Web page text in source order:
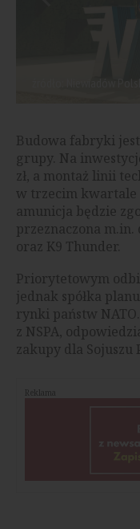
Budowa fabryki
grupy. Na
zł, a montaż linii
w trzecim kwartale
amunicja będzie
przeznaczona
oraz K9 Thunder.
Priorytetowym
jednak spółka
rynki państw
z NSPA,
zakupy dla Sojuszu
Reklama